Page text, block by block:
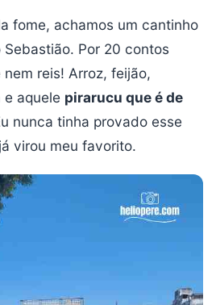
fome, achamos um cantinho
Sebastião. Por 20 contos
reis! Arroz, feijão,
e aquele pirarucu que é de
nunca tinha provado esse
virou meu favorito.